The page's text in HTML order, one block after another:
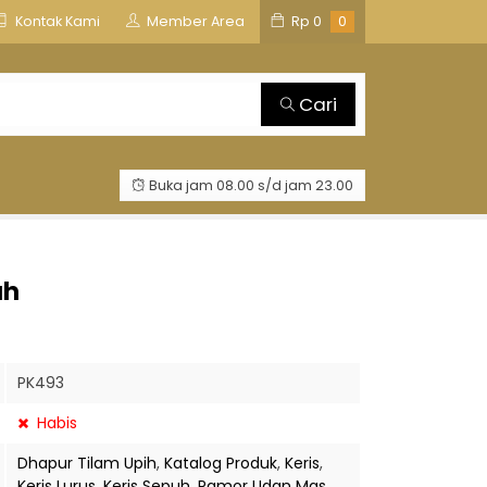
Kontak Kami Member Area Rp 0 0
TOSAN AJI GROUP
Cari
Buka jam 08.00 s/d jam 23.00
PK493
Habis
Dhapur Tilam Upih, Katalog Produk, Keris,